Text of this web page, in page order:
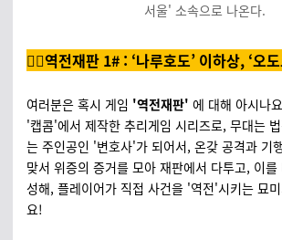
서울' 소속으로 나온다.
🤦‍♂️역전재판 1# : ‘나루호도’ 이하상, ‘오
여러분은 혹시 게임 '역전재판' 에 대해 아시나
'캡콤'에서 제작한 추리게임 시리즈로, 무대는
는 주인공인 '변호사'가 되어서, 온갖 공격과 기
맞서 위증의 증거를 모아 재판에서 다투고, 이
성해, 플레이어가 직접 사건을 '역전'시키는 묘
요!